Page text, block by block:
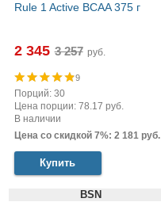
Rule 1 Active BCAA 375 г
2 345 руб.
9
Порций: 30
Цена порции: 78.17 руб.
В наличии
Цена со скидкой 7%: 2 181 руб.
Купить
BSN